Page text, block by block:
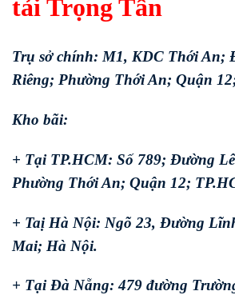
tải Trọng Tấn
Trụ sở chính: M1, KDC Thới An;
Riêng; Phường Thới An; Quận
Kho bãi:
+ Tại TP.HCM: Số 789; Đường
Phường Thới An; Quận 12;
+ Taị Hà Nội: Ngõ 23, Đường
Mai; Hà Nội.
+ Tại Đà Nẵng: 479 đường